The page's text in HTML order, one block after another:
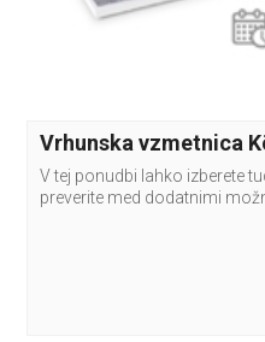
Vrhunska vzmetnica
V tej ponudbi lahko izberete
preverite med dodatnimi